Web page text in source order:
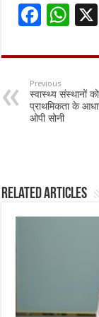
F
e
b
o
o
W
at
sA
p
Previous
स्वास्थ्य संस्थानों
प्राथमिकता के
ओपी सोनी
Related Articles